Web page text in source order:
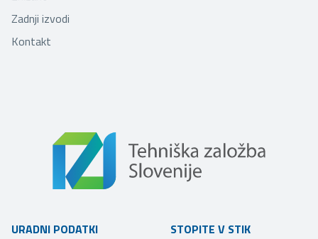
Zadnji izvodi
Kontakt
URADNI PODATKI
STOPITE V STIK